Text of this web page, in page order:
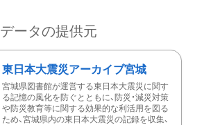
データの提供元
東日本大震災アーカイブ宮城
宮城県図書館が運営する東日本大震災に関す
る記憶の風化を防ぐとともに、防災・減災対策
や防災教育等に関する効果的な利活用を図る
ため、宮城県内の東日本大震災の記録を収集、